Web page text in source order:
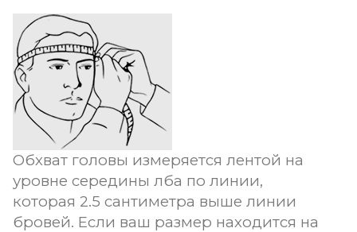
Обхват головы измеряется лентой на
уровне середины лба по линии,
которая 2.5 сантиметра выше линии
бровей. Если ваш размер находится на